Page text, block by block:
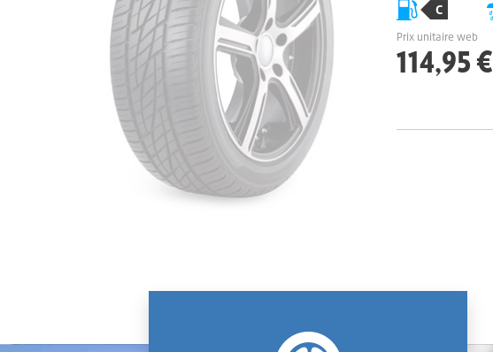
C
Prix unitaire web
114,95 €